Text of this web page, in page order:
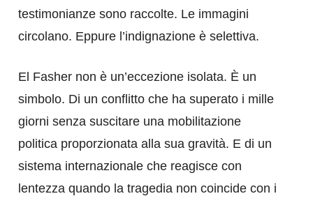
testimonianze sono raccolte. Le immagini
circolano. Eppure l’indignazione è selettiva.
El Fasher non è un’eccezione isolata. È un
simbolo. Di un conflitto che ha superato i mille
giorni senza suscitare una mobilitazione
politica proporzionata alla sua gravità. E di un
sistema internazionale che reagisce con
lentezza quando la tragedia non coincide con i